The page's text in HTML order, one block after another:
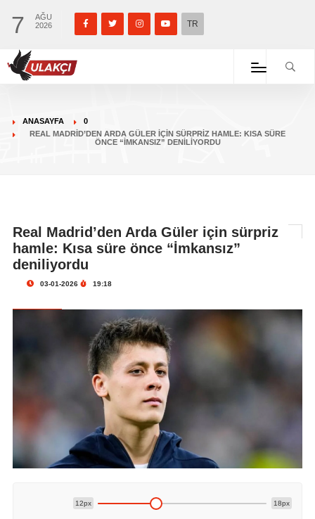
7
AĞU
2026
TR
ANASAYFA
0
REAL MADRID’DEN ARDA GÜLER IÇIN SÜRPRIZ HAMLE: KISA SÜRE
ÖNCE “İMKANSIZ” DENILIYORDU
Real Madrid’den Arda Güler için sürpriz
hamle: Kısa süre önce “İmkansız”
deniliyordu
03-01-2026 19:18
12px 18px